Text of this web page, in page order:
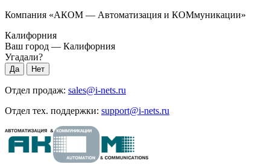
Компания «АКОМ — Автоматизация и КОМмуникации»
Калифорния
Ваш город — Калифорния
Угадали?
Отдел продаж: sales@i-nets.ru
Отдел тех. поддержки: support@i-nets.ru